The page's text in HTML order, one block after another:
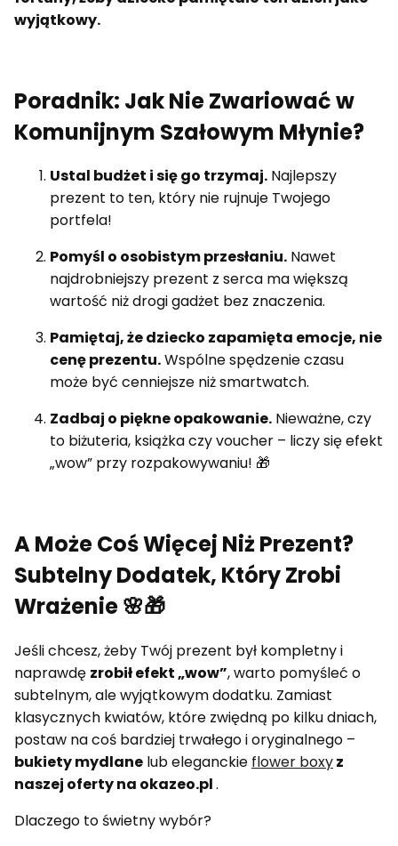
wyjątkowy.
Poradnik: Jak Nie Zwariować w
Komunijnym Szałowym Młynie?
Ustal budżet i się go trzymaj. Najlepszy
prezent to ten, który nie rujnuje Twojego
portfela!
Pomyśl o osobistym przesłaniu. Nawet
najdrobniejszy prezent z serca ma większą
wartość niż drogi gadżet bez znaczenia.
Pamiętaj, że dziecko zapamięta emocje, nie
cenę prezentu.Wspólne spędzenie czasu
może być cenniejsze niż smartwatch.
Zadbaj o piękne opakowanie. Nieważne, czy
to biżuteria, książka czy voucher – liczy się efekt
„wow” przy rozpakowywaniu! 🎁
A Może Coś Więcej Niż Prezent?
Subtelny Dodatek, Który Zrobi
Wrażenie 🌸🎁
Jeśli chcesz, żeby Twój prezent był kompletny i
naprawdę zrobił efekt „wow”, warto pomyśleć o
subtelnym, ale wyjątkowym dodatku. Zamiast
klasycznych kwiatów, które zwiędną po kilku dniach,
postaw na coś bardziej trwałego i oryginalnego –
bukiety mydlane lub eleganckie flower boxyz
naszej oferty na okazeo.pl.
Dlaczego to świetny wybór?